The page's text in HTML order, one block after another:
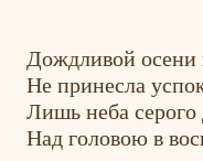
Дождливой осени
Не принесла
Лишь неба серого
Над головою в